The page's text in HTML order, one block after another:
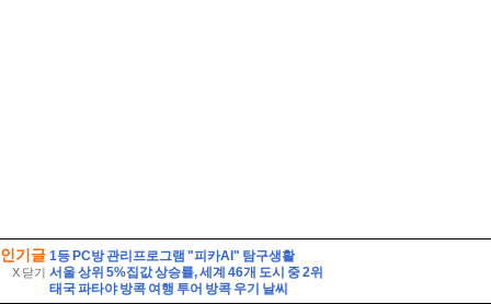
인기글
X 닫기
1등 PC방 관리프로그램 "피카AI" 탐구생활
서울 상위 5%집값 상승률, 세계 46개 도시 중 2위
태국 파타야 방콕 여행 투어 방콕 우기 날씨